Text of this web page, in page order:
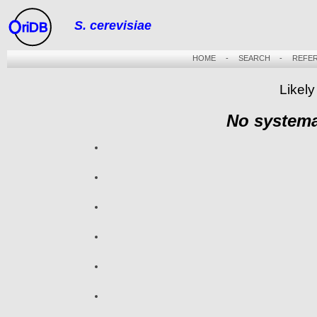
riDB S. cerevisiae
HOME- SEARCH -
No